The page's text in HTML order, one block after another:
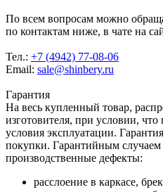
По всем вопросам можно
по контактам ниже, в чате на
Тел.: +7 (4942) 77-08-06
Email: sale@shinbery.ru
Гарантия
На весь купленный товар,
изготовителя, при условии,
условия эксплуатации.
покупки. Гарантийным
производственные дефекты:
расслоение в каркасе,